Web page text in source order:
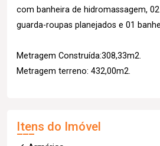
com banheira de hidromassagem,
guarda-roupas planejados e 01
Metragem Construída:308,33m2.
Metragem terreno: 432,00m2.
Itens do Imóvel